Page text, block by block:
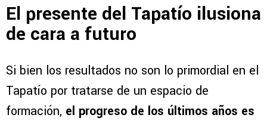
El presente del Tapatío ilusiona
de cara a futuro
Si bien los resultados no son lo primordial en el
Tapatío por tratarse de un espacio de
formación, el progreso de los últimos años es